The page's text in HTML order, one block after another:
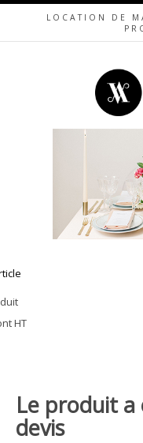
LOCATION DE
HT
Le produit
devis